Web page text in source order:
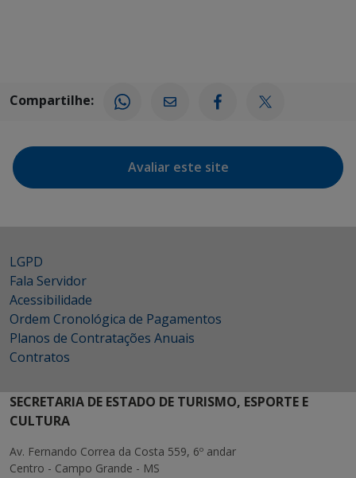
Compartilhe:
Avaliar este site
LGPD
Fala Servidor
Acessibilidade
Ordem Cronológica de Pagamentos
Planos de Contratações Anuais
Contratos
SECRETARIA DE ESTADO DE TURISMO, ESPORTE E
CULTURA
Av. Fernando Correa da Costa 559, 6º andar
Centro - Campo Grande - MS